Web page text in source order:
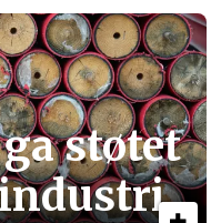
støtet